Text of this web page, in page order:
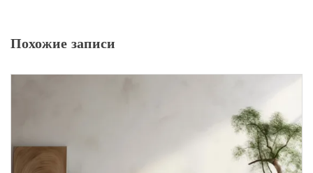
Похожие записи